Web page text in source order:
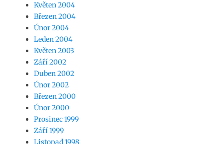
Květen 2004
Březen 2004
Únor 2004
Leden 2004
Květen 2003
Září 2002
Duben 2002
Únor 2002
Březen 2000
Únor 2000
Prosinec 1999
Září 1999
Listopad 1998